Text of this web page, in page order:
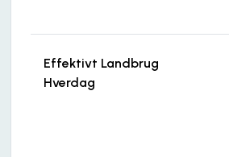
Effektivt Landbrug
Hverdag